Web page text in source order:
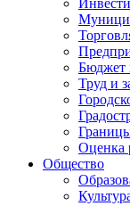
Бюджет
Труд и
Оценка
Общество